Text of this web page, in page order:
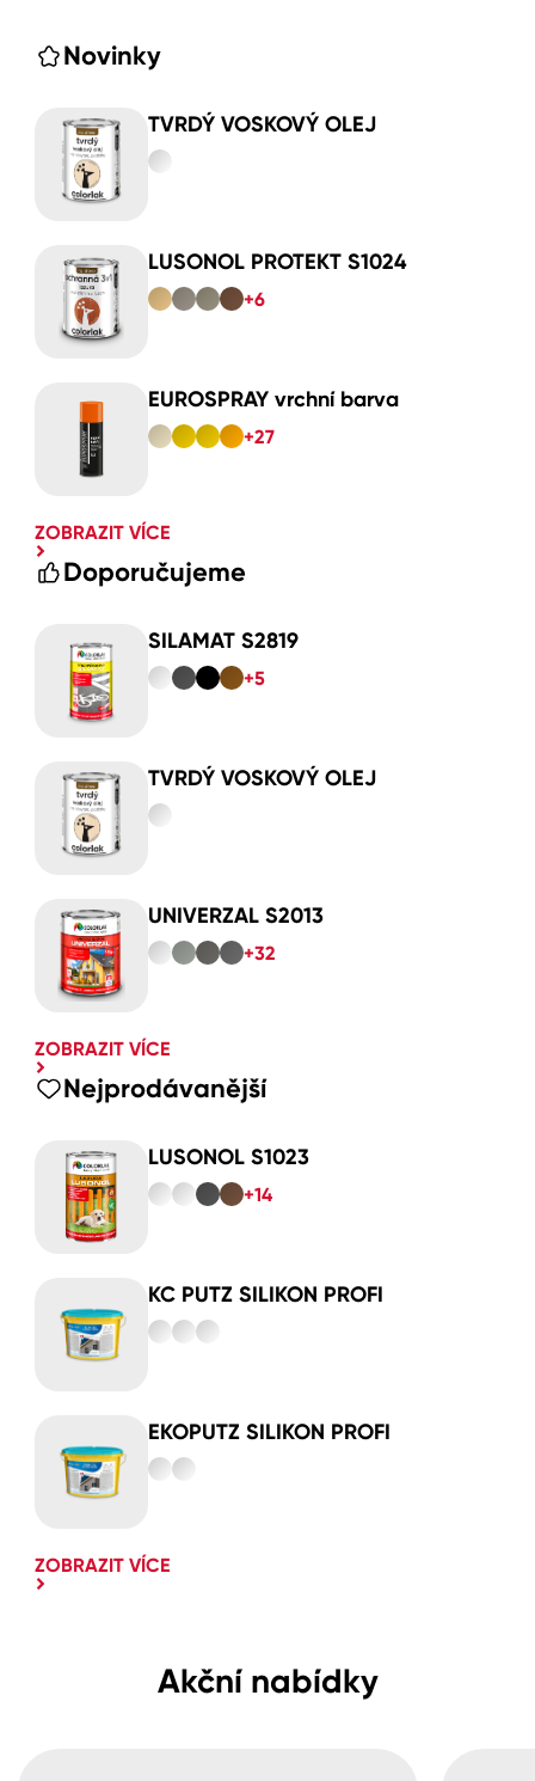
Novinky
TVRDÝ VOSKOVÝ OLEJ
LUSONOL PROTEKT S1024
+6
EUROSPRAY vrchní barva
+27
ZOBRAZIT VÍCE
Doporučujeme
SILAMAT S2819
+5
TVRDÝ VOSKOVÝ OLEJ
UNIVERZAL S2013
+32
ZOBRAZIT VÍCE
Nejprodávanější
LUSONOL S1023
+14
KC PUTZ SILIKON PROFI
EKOPUTZ SILIKON PROFI
ZOBRAZIT VÍCE
Akční nabídky